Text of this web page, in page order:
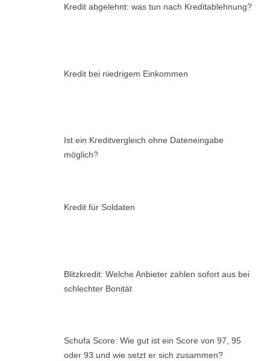
Kredit abgelehnt: was tun nach Kreditablehnung?
Kredit bei niedrigem Einkommen
Ist ein Kreditvergleich ohne Dateneingabe
möglich?
Kredit für Soldaten
Blitzkredit: Welche Anbieter zahlen sofort aus bei
schlechter Bonität
Schufa Score: Wie gut ist ein Score von 97, 95
oder 93 und wie setzt er sich zusammen?